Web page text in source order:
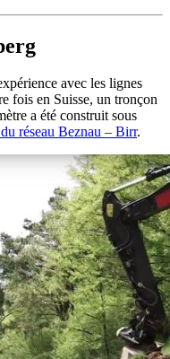
avec les lignes
fois en Suisse, un tronçon
a été construit sous
réseau Beznau – Birr.